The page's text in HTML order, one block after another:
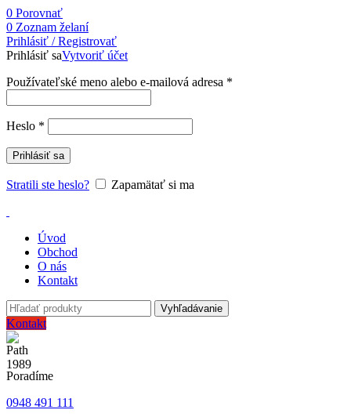
0 Porovnať
0 Zoznam želaní
Prihlásiť / Registrovať
Prihlásiť saVytvoriť účet
Používateľské meno alebo e-mailová adresa *
Heslo *
Prihlásiť sa
Stratili ste heslo? Zapamätať si ma
Úvod
Obchod
O nás
Kontakt
Vyhľadávanie
Kontakt
Poradíme
0948 491 111